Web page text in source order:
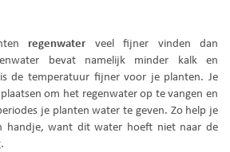
regenwater veel fijner vinden dan
bevat namelijk minder kalk en
de temperatuur fijner voor je planten. Je
plaatsen om het regenwater op te vangen en
je planten water te geven. Zo help je
handje, want dit water hoeft niet naar de